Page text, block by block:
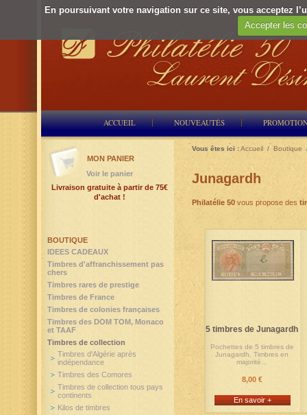
En poursuivant votre navigation sur ce site, vous acceptez
Accepter les
ACCUEIL NOUVEAUTÉS
Vous êtes ici :Accueil / Boutique
Junagardh
Philatélie 50 vous propose des
5 timbres de Junagardh
Pochettes de 5 timbres de
Junagardh. Timbres en
majorité...
8,00 €
En savoir +
BOUTIQUE
IDEES CADEAUX
Timbres d'affranchissement pas
chers
Timbres rares de prestige
Timbres de France
Timbres de colonies françaises
Timbres des DOM TOM, Monaco
et TAAF
Timbres de collection
Timbres d'Algérie après
indépendance
Timbres des Comores
Timbres de collection tous pays
continents
Kilos de timbres
MON PANIER
Voir le panier
Livraison gratuite à partir de 75€
d'achat !